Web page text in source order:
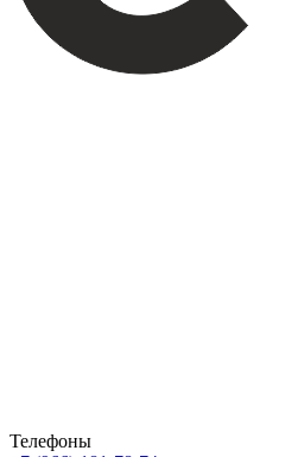
Телефоны